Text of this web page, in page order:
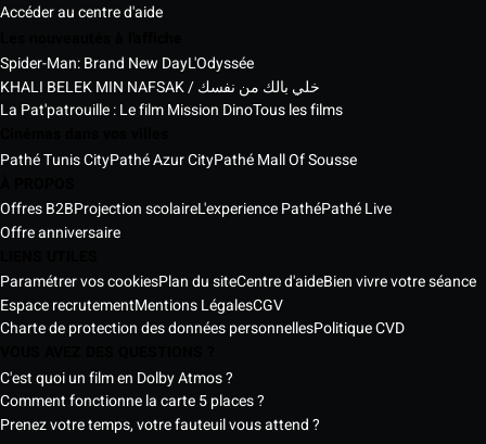
Accéder au centre d'aide
Spider-Man: Brand New DayL'Odyssée
KHALI BELEK MIN NAFSAK / خلي بالك من نفسك
La Pat'patrouille : Le film Mission DinoTous les films
Pathé Tunis CityPathé Azur CityPathé Mall Of Sousse
Offres B2BProjection scolaireL'experience PathéPathé Live
Offre anniversaire
Paramétrer vos cookiesPlan du siteCentre d'aideBien vivre votre séance
Espace recrutementMentions LégalesCGV
Charte de protection des données personnellesPolitique CVD
C'est quoi un film en Dolby Atmos ?
Comment fonctionne la carte 5 places ?
Prenez votre temps, votre fauteuil vous attend ?